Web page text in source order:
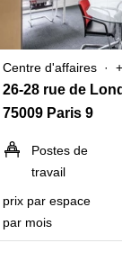
Centre d'affaires
26-28 rue de
75009 Paris 9
Postes de
travail
prix par espace
par mois